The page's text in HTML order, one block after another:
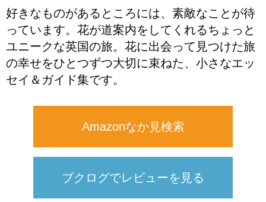
好きなものがあるところには、素敵なことが待
っています。花が道案内をしてくれるちょっと
ユニークな英国の旅。花に出会って見つけた旅
の幸せをひとつずつ大切に束ねた、小さなエッ
セイ＆ガイド集です。
Amazonなか見検索
ブクログでレビューを見る